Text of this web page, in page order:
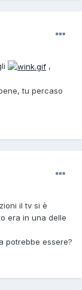
,
tu percaso
il tv si è
era in una delle
potrebbe essere?